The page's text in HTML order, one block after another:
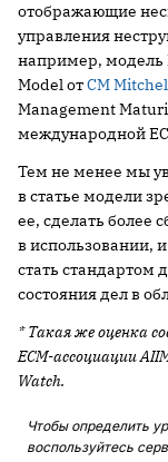
отображающие
управления
например, модель
Model отCM
Management
международной
Тем не менее мы
в статье модели
ее, сделать более
в использовании,
стать стандартом
состояния дел в
* Такая же оценка
ECM-ассоциации
Watch.
Чтобы определить
воспользуйтесь